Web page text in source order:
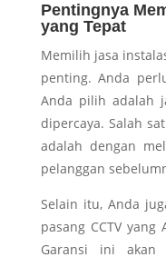
Pentingnya
yang Tepat
Memilih jasa
penting. Anda
Anda pilih adalah
dipercaya. Salah
adalah dengan
pelanggan
Selain itu, Anda
pasang CCTV
Garansi ini akan